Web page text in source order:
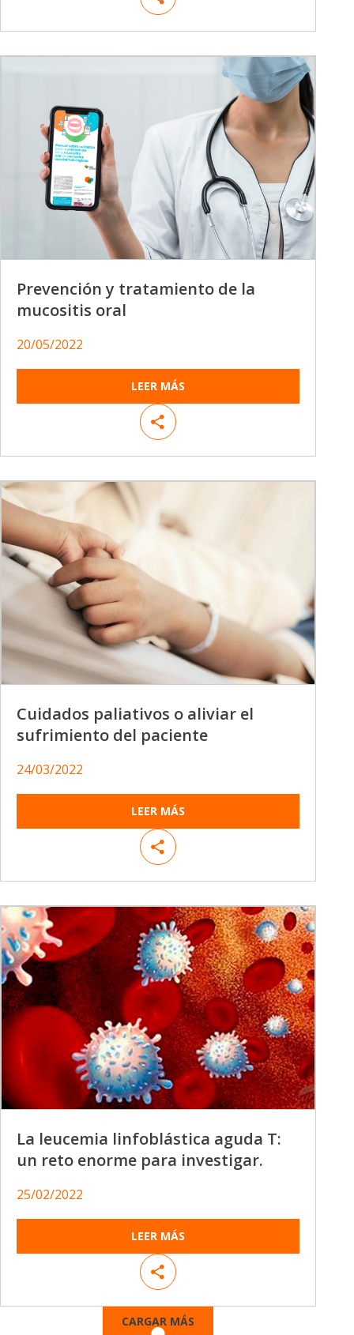
Prevención y tratamiento de la
mucositis oral
20/05/2022
LEER MÁS
Cuidados paliativos o aliviar el
sufrimiento del paciente
24/03/2022
LEER MÁS
La leucemia linfoblástica aguda T:
un reto enorme para investigar.
25/02/2022
LEER MÁS
CARGAR MÁS